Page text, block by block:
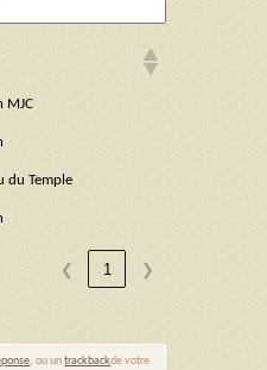
MJC
du Temple
❮ 1 ❯
, ou untrackbackde votre